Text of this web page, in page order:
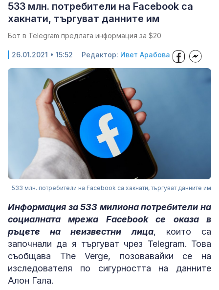
533 млн. потребители на Facebook са
хакнати, търгуват данните им
Бот в Telegram предлага информация за $20
26.01.2021 • 15:52 Редактор: Ивет Арабова
533 млн. потребители на Facebook са хакнати, търгуват данните им
Информация за 533 милиона потребители на
социалната мрежа Facebook се оказа в
ръцете на неизвестни лица, които са
започнали да я търгуват чрез Telegram. Това
съобщава The Verge, позовавайки се на
изследователя по сигурността на данните
Алон Гала.